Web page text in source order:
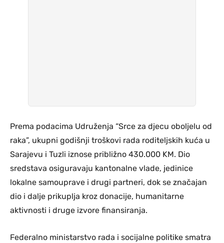
Prema podacima Udruženja “Srce za djecu oboljelu od
raka”, ukupni godišnji troškovi rada roditeljskih kuća u
Sarajevu i Tuzli iznose približno 430.000 KM. Dio
sredstava osiguravaju kantonalne vlade, jedinice
lokalne samouprave i drugi partneri, dok se značajan
dio i dalje prikuplja kroz donacije, humanitarne
aktivnosti i druge izvore finansiranja.
Federalno ministarstvo rada i socijalne politike smatra